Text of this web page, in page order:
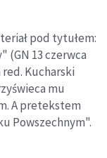
pod tytułem:
(GN 13 czerwca
Kucharski
mu
A pretekstem
Powszechnym".